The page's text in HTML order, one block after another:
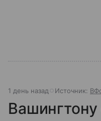
1 день назад Источник:
Вашингтону